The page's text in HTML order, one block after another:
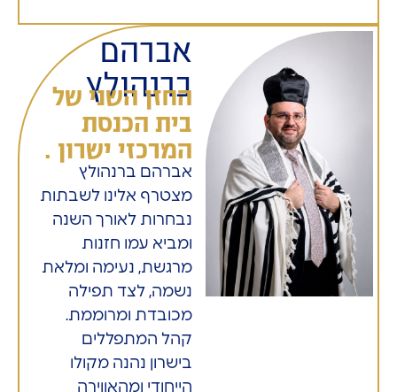
אברהם
ברנהולץ
החזן השני של
בית הכנסת
המרכזי ישרון .
אברהם ברנהולץ
מצטרף אלינו לשבתות
נבחרות לאורך השנה
ומביא עמו חזנות
מרגשת, נעימה ומלאת
נשמה, לצד תפילה
מכובדת ומרוממת.
קהל המתפללים
בישרון נהנה מקולו
הייחודי ומהאווירה